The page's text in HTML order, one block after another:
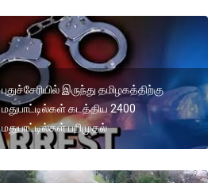
புதுச்சேரியில் இருந்து தமிழகத்திற்கு
மதுபாட்டில்கள் கடத்திய 2400
மதுபாட்டில்கள் பறிமுதல்